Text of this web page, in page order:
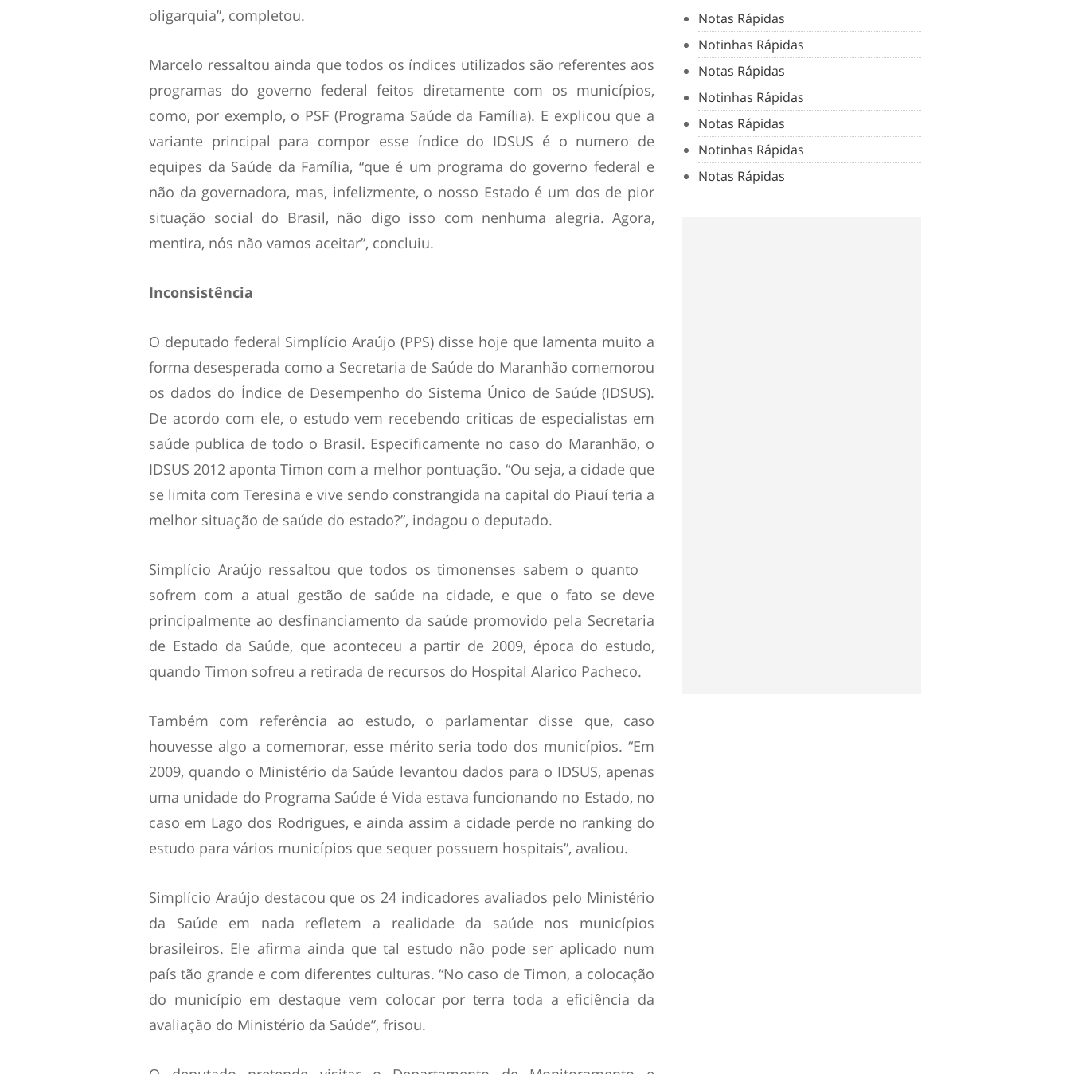
oligarquia”, completou.
Marcelo ressaltou ainda que todos os índices utilizados são referentes aos
programas do governo federal feitos diretamente com os municípios,
como, por exemplo, o PSF (Programa Saúde da Família). E explicou que a
variante principal para compor esse índice do IDSUS é o numero de
equipes da Saúde da Família, “que é um programa do governo federal e
não da governadora, mas, infelizmente, o nosso Estado é um dos de pior
situação social do Brasil, não digo isso com nenhuma alegria. Agora,
mentira, nós não vamos aceitar”, concluiu.
Inconsistência
O deputado federal Simplício Araújo (PPS) disse hoje que lamenta muito a
forma desesperada como a Secretaria de Saúde do Maranhão comemorou
os dados do Índice de Desempenho do Sistema Único de Saúde (IDSUS).
De acordo com ele, o estudo vem recebendo criticas de especialistas em
saúde publica de todo o Brasil. Especificamente no caso do Maranhão, o
IDSUS 2012 aponta Timon com a melhor pontuação. “Ou seja, a cidade que
se limita com Teresina e vive sendo constrangida na capital do Piauí teria a
melhor situação de saúde do estado?”, indagou o deputado.
Simplício Araújo ressaltou que todos os timonenses sabem o quanto
sofrem com a atual gestão de saúde na cidade, e que o fato se deve
principalmente ao desfinanciamento da saúde promovido pela Secretaria
de Estado da Saúde, que aconteceu a partir de 2009, época do estudo,
quando Timon sofreu a retirada de recursos do Hospital Alarico Pacheco.
Também com referência ao estudo, o parlamentar disse que, caso
houvesse algo a comemorar, esse mérito seria todo dos municípios. “Em
2009, quando o Ministério da Saúde levantou dados para o IDSUS, apenas
uma unidade do Programa Saúde é Vida estava funcionando no Estado, no
caso em Lago dos Rodrigues, e ainda assim a cidade perde no ranking do
estudo para vários municípios que sequer possuem hospitais”, avaliou.
Simplício Araújo destacou que os 24 indicadores avaliados pelo Ministério
da Saúde em nada refletem a realidade da saúde nos municípios
brasileiros. Ele afirma ainda que tal estudo não pode ser aplicado num
país tão grande e com diferentes culturas. “No caso de Timon, a colocação
do município em destaque vem colocar por terra toda a eficiência da
avaliação do Ministério da Saúde”, frisou.
Notas Rápidas
Notinhas Rápidas
Notas Rápidas
Notinhas Rápidas
Notas Rápidas
Notinhas Rápidas
Notas Rápidas